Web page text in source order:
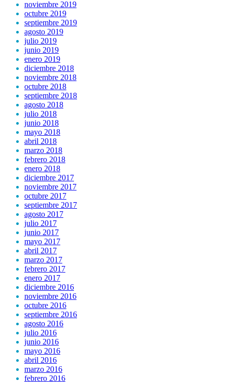
noviembre 2019
octubre 2019
septiembre 2019
agosto 2019
julio 2019
junio 2019
enero 2019
diciembre 2018
noviembre 2018
octubre 2018
septiembre 2018
agosto 2018
julio 2018
junio 2018
mayo 2018
abril 2018
marzo 2018
febrero 2018
enero 2018
diciembre 2017
noviembre 2017
octubre 2017
septiembre 2017
agosto 2017
julio 2017
junio 2017
mayo 2017
abril 2017
marzo 2017
febrero 2017
enero 2017
diciembre 2016
noviembre 2016
octubre 2016
septiembre 2016
agosto 2016
julio 2016
junio 2016
mayo 2016
abril 2016
marzo 2016
febrero 2016